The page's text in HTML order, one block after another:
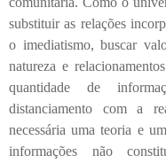
substituir as relações
o imediatismo, buscar
natureza e
quantidade de
distanciamento com a
necessária uma teoria e
informações não